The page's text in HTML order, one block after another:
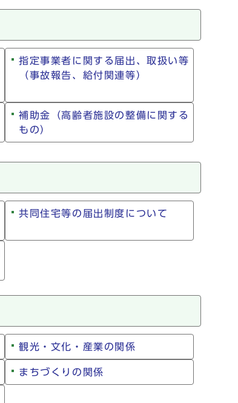
指定事業者に関する届出、取扱い等
（事故報告、給付関連等）
補助金（高齢者施設の整備に関する
もの）
共同住宅等の届出制度について
観光・文化・産業の関係
まちづくりの関係